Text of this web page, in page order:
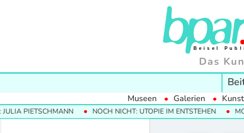
Das
Museen Galerien
NOCH NICHT: UTOPIE IM ENTSTEHEN MODERNE